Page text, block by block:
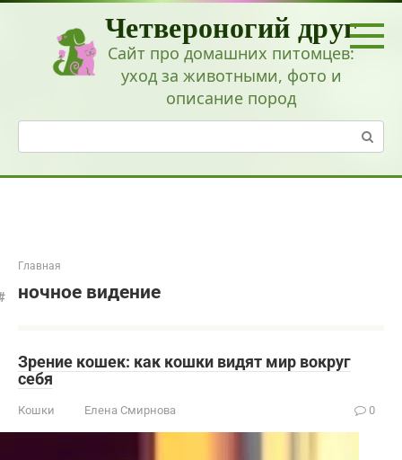
Перейти
Четвероногий друг
Сайт про домашних питомцев:
уход за животными, фото и
описание пород
Поиск:
Главная
ночное видение
Зрение кошек: как кошки видят мир вокруг
себя
Кошки Елена Смирнова 0